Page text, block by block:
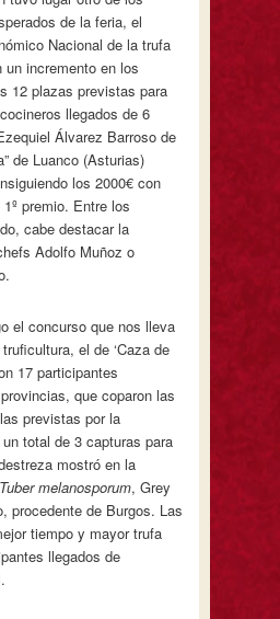
de la feria, el
Nacional de la trufa
un incremento en los
12 plazas previstas para
llegados de 6
Álvarez Barroso de
de Luanco (Asturias)
los 2000€ con
premio. Entre los
cabe destacar la
Adolfo Muñoz o
el concurso que nos lleva
el de ‘Caza de
17 participantes
que coparon las
previstas por la
total de 3 capturas para
mostró en la
Tuber melanosporum, Grey
procedente de Burgos. Las
tiempo y mayor trufa
llegados de